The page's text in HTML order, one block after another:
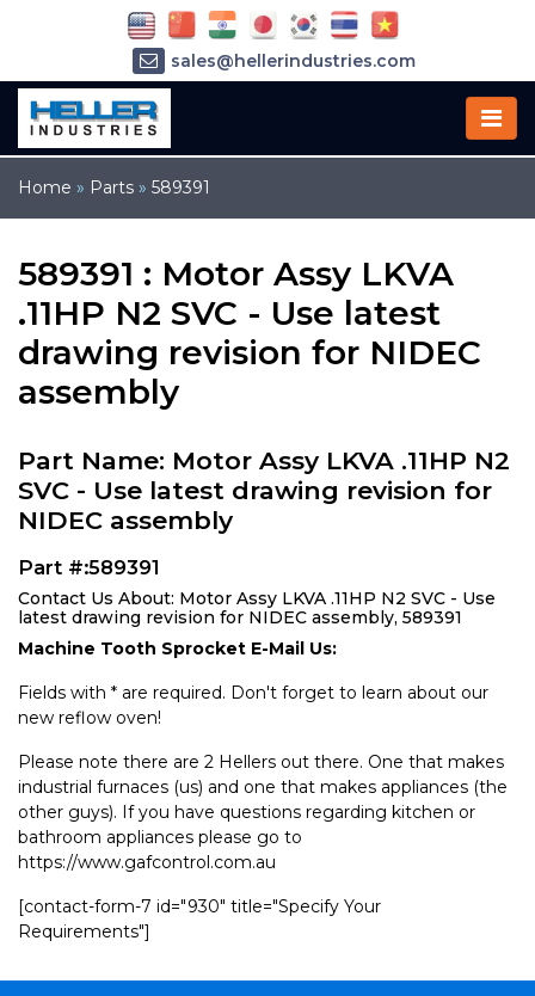
Home » Parts » 589391
589391 : Motor Assy LKVA
.11HP N2 SVC - Use latest
drawing revision for NIDEC
assembly
Part Name: Motor Assy LKVA .11HP N2
SVC - Use latest drawing revision for
NIDEC assembly
Part #:589391
Contact Us About: Motor Assy LKVA .11HP N2 SVC - Use
latest drawing revision for NIDEC assembly, 589391
Machine Tooth Sprocket E-Mail Us:
Fields with * are required. Don't forget to learn about our
new reflow oven!
Please note there are 2 Hellers out there. One that makes
industrial furnaces (us) and one that makes appliances (the
other guys). If you have questions regarding kitchen or
bathroom appliances please go to
https://www.gafcontrol.com.au
[contact-form-7 id="930" title="Specify Your
Requirements"]
sales@hellerindustries.com
service@hellerindustries.com